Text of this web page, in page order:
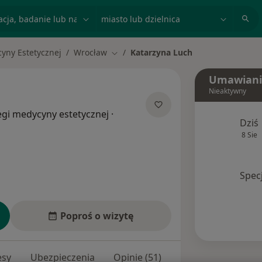
Estetycznej Wrocław Zmień miasto
Katarzyna Luch
medycyny estetycznej ·
Poproś o wizytę
Ubezpieczenia Opinie (51)
Nieaktywny
Dziś
8 Sie